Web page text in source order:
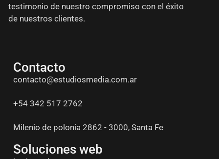
testimonio de nuestro compromiso con el éxito
de nuestros clientes.
Contacto
contacto@estudiosmedia.com.ar
+54 342 517 2762
Milenio de polonia 2862 - 3000, Santa Fe
Soluciones web